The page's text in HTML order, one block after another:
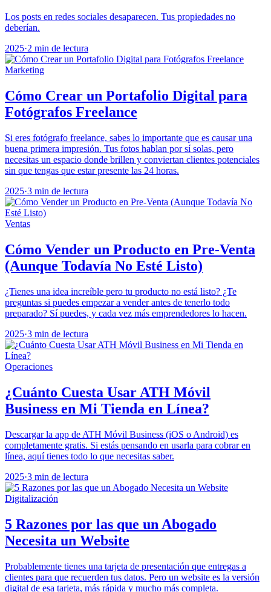
Los posts en redes sociales desaparecen. Tus propiedades no
deberían.
2025·2 min de lectura
Marketing
Cómo Crear un Portafolio Digital para
Fotógrafos Freelance
Si eres fotógrafo freelance, sabes lo importante que es causar una
buena primera impresión. Tus fotos hablan por sí solas, pero
necesitas un espacio donde brillen y conviertan clientes potenciales
sin que tengas que estar presente las 24 horas.
2025·3 min de lectura
Ventas
Cómo Vender un Producto en Pre-Venta
(Aunque Todavía No Esté Listo)
¿Tienes una idea increíble pero tu producto no está listo? ¿Te
preguntas si puedes empezar a vender antes de tenerlo todo
preparado? Sí puedes, y cada vez más emprendedores lo hacen.
2025·3 min de lectura
Operaciones
¿Cuánto Cuesta Usar ATH Móvil
Business en Mi Tienda en Línea?
Descargar la app de ATH Móvil Business (iOS o Android) es
completamente gratis. Si estás pensando en usarla para cobrar en
línea, aquí tienes todo lo que necesitas saber.
2025·3 min de lectura
Digitalización
5 Razones por las que un Abogado
Necesita un Website
Probablemente tienes una tarjeta de presentación que entregas a
clientes para que recuerden tus datos. Pero un website es la versión
digital de esa tarjeta, más rápida y mucho más completa.